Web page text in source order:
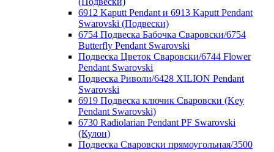
6912 Kaputt Pendant и 6913 Kaputt Pendant
Swarovski (Подвески)
6754 Подвеска Бабочка Сваровски/6754
Butterfly Pendant Swarovski
Подвеска Цветок Сваровски/6744 Flower
Pendant Swarovski
Подвеска Риволи/6428 XILION Pendant
Swarovski
6919 Подвеска ключик Сваровски (Key
Pendant Swarovski)
6730 Radiolarian Pendant PF Swarovski
(Кулон)
Подвеска Сваровски прямоугольная/3500